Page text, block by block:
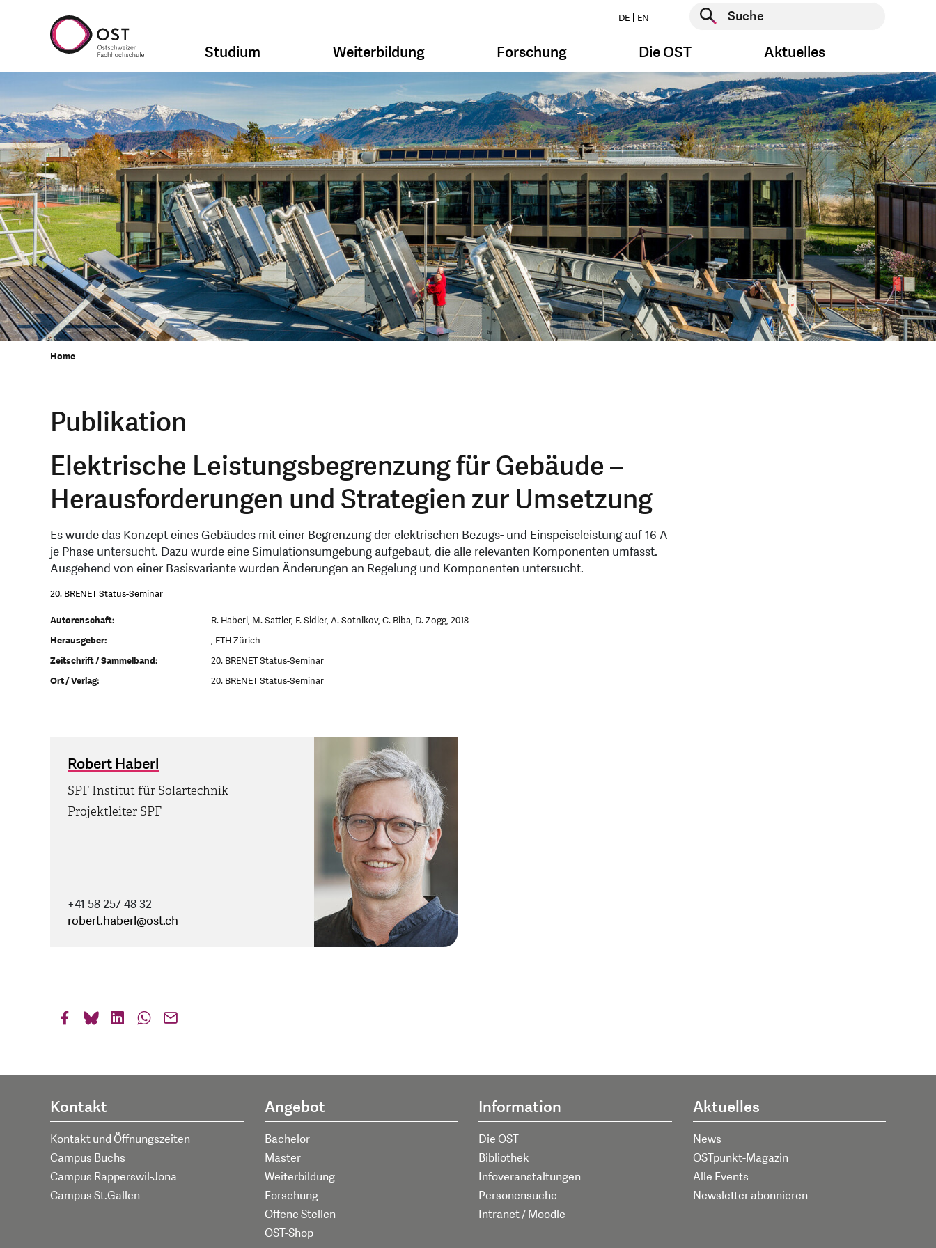
DE EN
Suche starten
Studium Weiterbildung Forschung Die OST Aktuelles
Home
Publikation
Elektrische Leistungsbegrenzung für Gebäude –
Herausforderungen und Strategien zur Umsetzung
Es wurde das Konzept eines Gebäudes mit einer Begrenzung der elektrischen Bezugs- und Einspeiseleistung auf 16 A
je Phase untersucht. Dazu wurde eine Simulationsumgebung aufgebaut, die alle relevanten Komponenten umfasst.
Ausgehend von einer Basisvariante wurden Änderungen an Regelung und Komponenten untersucht.
20. BRENET Status-Seminar
Autorenschaft:
R. Haberl, M. Sattler, F. Sidler, A. Sotnikov, C. Biba, D. Zogg, 2018
Herausgeber:
, ETH Zürich
Zeitschrift / Sammelband:
20. BRENET Status-Seminar
Ort / Verlag:
20. BRENET Status-Seminar
Robert Haberl
SPF Institut für Solartechnik
Projektleiter SPF
+41 58 257 48 32
robert.haberl@ost.ch
Kontakt
Kontakt und Öffnungszeiten
Campus Buchs
Campus Rapperswil-Jona
Campus St.Gallen
Angebot
Bachelor
Master
Weiterbildung
Forschung
Offene Stellen
OST-Shop
Information
Die OST
Bibliothek
Infoveranstaltungen
Personensuche
Intranet / Moodle
Aktuelles
News
OSTpunkt-Magazin
Alle Events
Newsletter abonnieren